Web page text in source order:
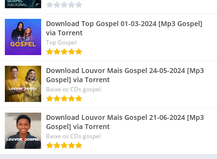
Download Top Gospel 01-03-2024 [Mp3 Gospel]
via Torrent
Top Gospel
Download Louvor Mais Gospel 24-05-2024 [Mp3
Gospel] via Torrent
Baixe os CDs gospel
Download Louvor Mais Gospel 21-06-2024 [Mp3
Gospel] via Torrent
Baixe os CDs gospel